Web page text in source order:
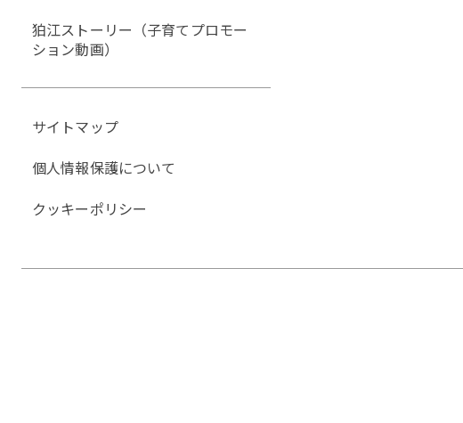
狛江ストーリー（子育てプロモー
ション動画）
サイトマップ
個人情報保護について
クッキーポリシー